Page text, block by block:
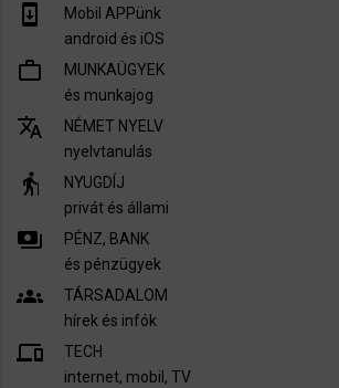
system_update
Mobil APPünk
android és iOS
work_outline
MUNKAÜGYEK
és munkajog
translate
NÉMET NYELV
nyelvtanulás
elderly
NYUGDÍJ
privát és állami
payments
PÉNZ, BANK
és pénzügyek
groups
TÁRSADALOM
hírek és infók
devices
TECH
internet, mobil, TV​